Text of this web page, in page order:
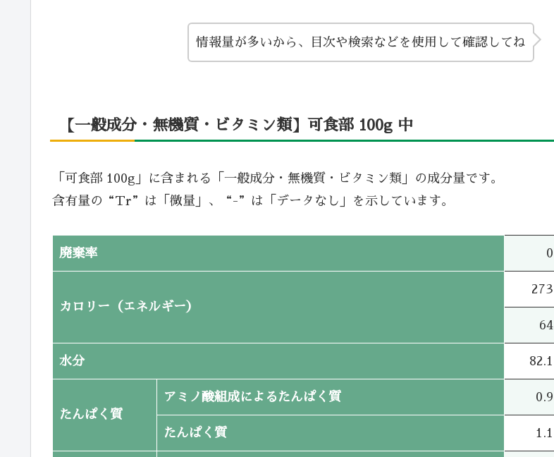
情報量が多いから、目次や検索などを使用して確認してね
【一般成分・無機質・ビタミン類】可食部 100g 中
「可食部 100g」に含まれる「一般成分・無機質・ビタミン類」の成分量です。
含有量の“Tr”は「微量」、“-”は「データなし」を示しています。
廃棄率 0
カロリー（エネルギー）
273
64
水分 82.1
たんぱく質
アミノ酸組成によるたんぱく質 0.9
たんぱく質 1.1